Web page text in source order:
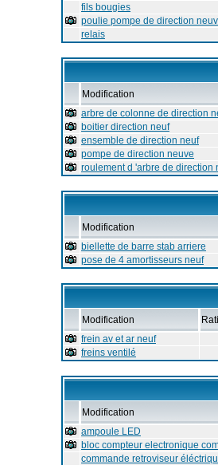
fils bougies
poulie pompe de direction
relais
Modification
arbre de colonne de direction
boitier direction neuf
ensemble de direction neuf
pompe de direction neuve
roulement d 'arbre de direction
Modification
biellette de barre stab arriere
pose de 4 amortisseurs neuf
Modification
frein av et ar neuf
freins ventilé
Modification
ampoule LED
bloc compteur electronique
commande retroviseur